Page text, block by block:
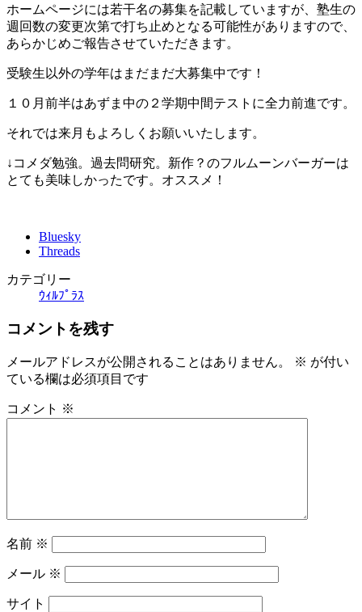
ホームページには若干名の募集を記載していますが、塾生の
週回数の変更次第で打ち止めとなる可能性がありますので、
あらかじめご報告させていただきます。
受験生以外の学年はまだまだ大募集中です！
１０月前半はあずま中の２学期中間テストに全力前進です。
それでは来月もよろしくお願いいたします。
↓コメダ勉強。過去問研究。新作？のフルムーンバーガーは
とても美味しかったです。オススメ！
Bluesky
Threads
カテゴリー
ｳｨﾙﾌﾟﾗｽ
コメントを残す
メールアドレスが公開されることはありません。 ※ が付い
ている欄は必須項目です
コメント ※
名前 ※
メール ※
サイト